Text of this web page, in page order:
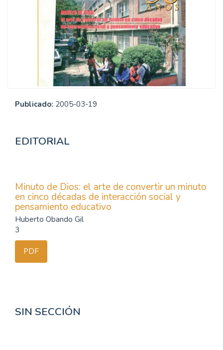
Publicado: 2005-03-19
EDITORIAL
Minuto de Dios: el arte de convertir un minuto
en cinco décadas de interacción social y
pensamiento educativo
Huberto Obando Gil
3
PDF
SIN SECCIÓN